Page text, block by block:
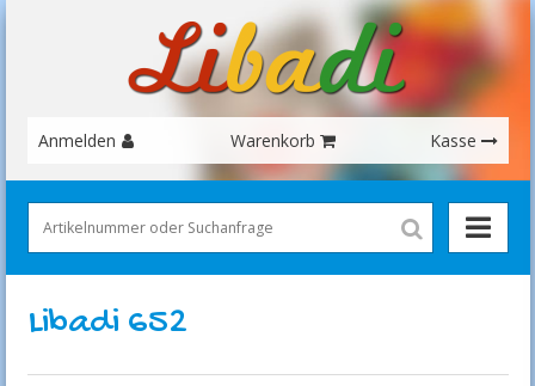
Anmelden Warenkorb Kasse
Libadi 652